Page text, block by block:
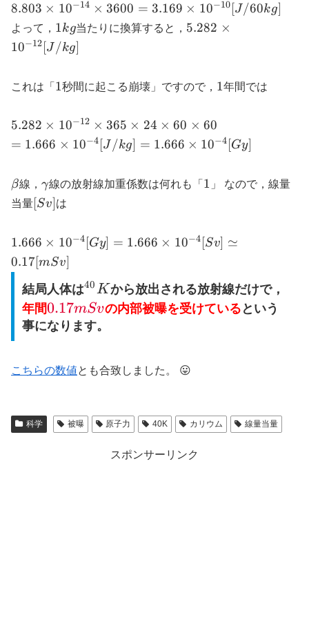
8.803\times{}10^{-
[J/60kg]
8.803 × 10−14 × 3600 = 3.169 × 10−10 [J/60kg]
よって， 1kg
1kg当たりに換算すると， 5.282\times{}10^{-
5.282 ×
10−12 [J /kg]
これは「 1
1秒間に起こる崩壊」ですので， 1
1年間では
5.282\times{}10^{-
5.282 × 10−12 × 365 × 24 × 60 × 60
=1.666\times{}10^{-4}
[Gy]
= 1.666 × 10−4 [J /kg] = 1.666 × 10−4 [Gy]
\beta
β線，\gamma
γ線の放射線加重係数は何れも「 1
1 」 なので，線量
当量[Sv]
[Sv]は
1.666\times{}10^{-4}
[Gy]=1.666\times{}10^{-4}
[Sv]\simeq{}0.17[mSv]
1.666 × 10−4 [Gy] = 1.666 × 10−4 [Sv] ≃
0.17[mSv]
結局人体は^{40}K
40Kから放出される放射線だけで，
年間\red{0.17mSv}
0.17mSvの内部被曝を受けている という
事になります。
こちらの数値とも合致しました。 😛
科学 被曝 原子力 40K カリウム 線量当量
スポンサーリンク